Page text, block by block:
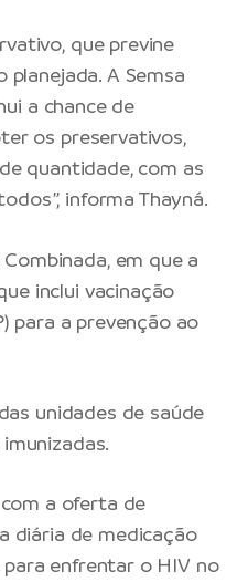
que previne
A Semsa
a chance de
os preservativos,
quantidade, com as
informa Thayná.
em que a
inclui vacinação
para a prevenção ao
unidades de saúde
com a oferta de
diária de medicação
enfrentar o HIV no